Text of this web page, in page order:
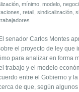
mínimo modelo
retail sindicalización
senador Carlos Montes
el proyecto de ley que
para analizar en forma
trabajo y el modelo
entre el Gobierno y
de que, según